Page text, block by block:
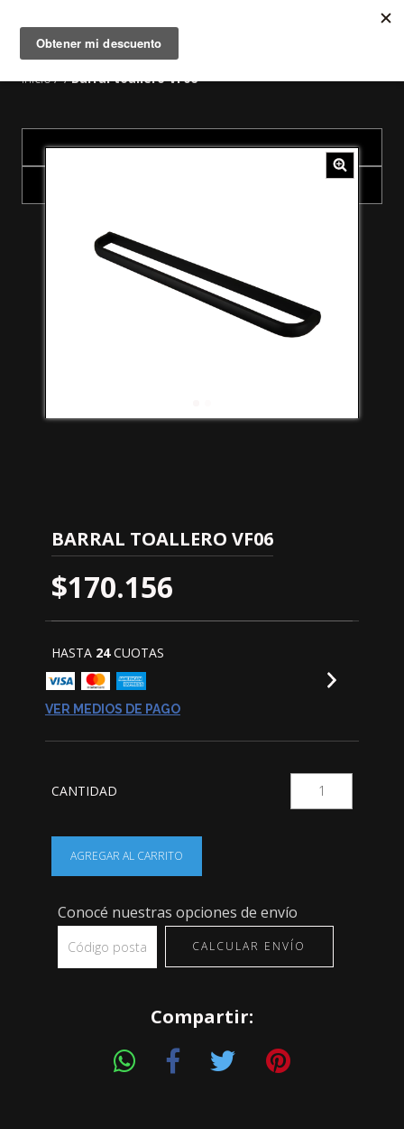
Inicio/ /Barral toallero VF06
BARRAL TOALLERO VF06
$170.156
HASTA 24CUOTAS
VER MEDIOS DE PAGO
CANTIDAD
Conocé nuestras opciones de envío
CALCULAR ENVÍO
Compartir: